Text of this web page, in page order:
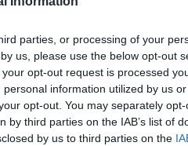
parties, or processing of your
us, please use the below opt-out
opt-out request is processed
information utilized by us
opt-out. You may separately
third parties on the IAB’s list of
by us to third parties on the
άνδρα εμμονικό με την
υπεύθυνους για την
ψεύτικες
διάχυτη και κυρίως